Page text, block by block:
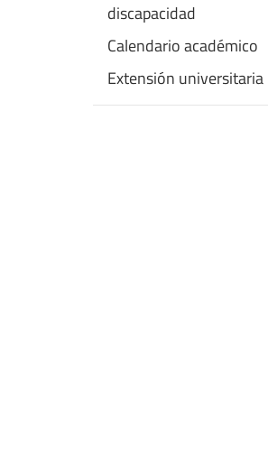
discapacidad
Calendario académico
Extensión universitaria